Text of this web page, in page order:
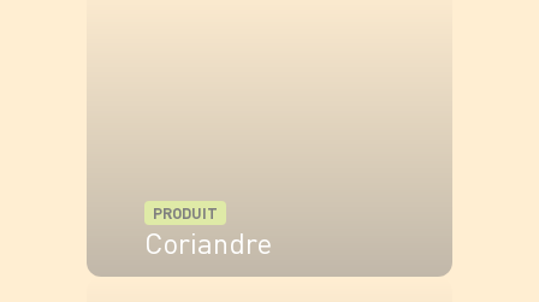
PRODUIT
Coriandre